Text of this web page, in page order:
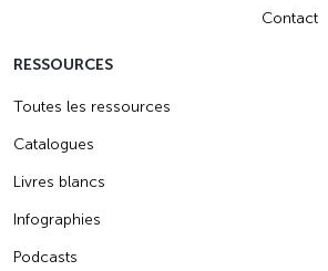
Contact
RESSOURCES
Toutes les ressources
Catalogues
Livres blancs
Infographies
Podcasts